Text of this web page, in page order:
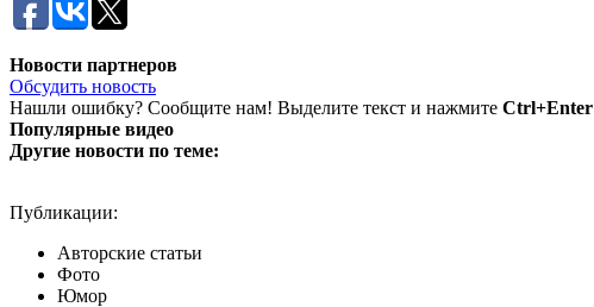
Новости партнеров
Обсудить новость
Нашли ошибку? Сообщите нам! Выделите текст и нажмите Ctrl+Enter
Популярные видео
Другие новости по теме:
Публикации:
Авторские статьи
Фото
Юмор